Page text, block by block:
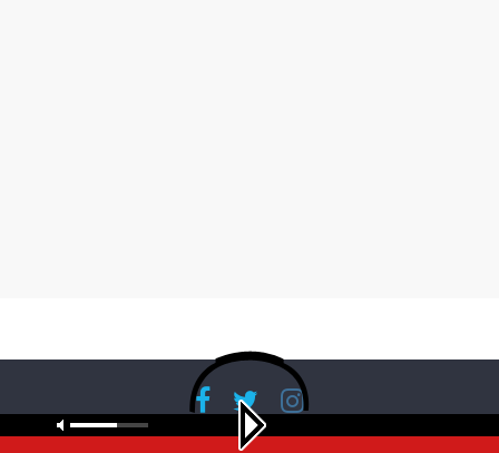
Copyright © 2026RadioBanglaNet. All rights reserved.